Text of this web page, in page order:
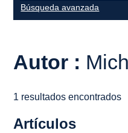
Búsqueda avanzada
Autor :
1 resultados encontrados
Artículos